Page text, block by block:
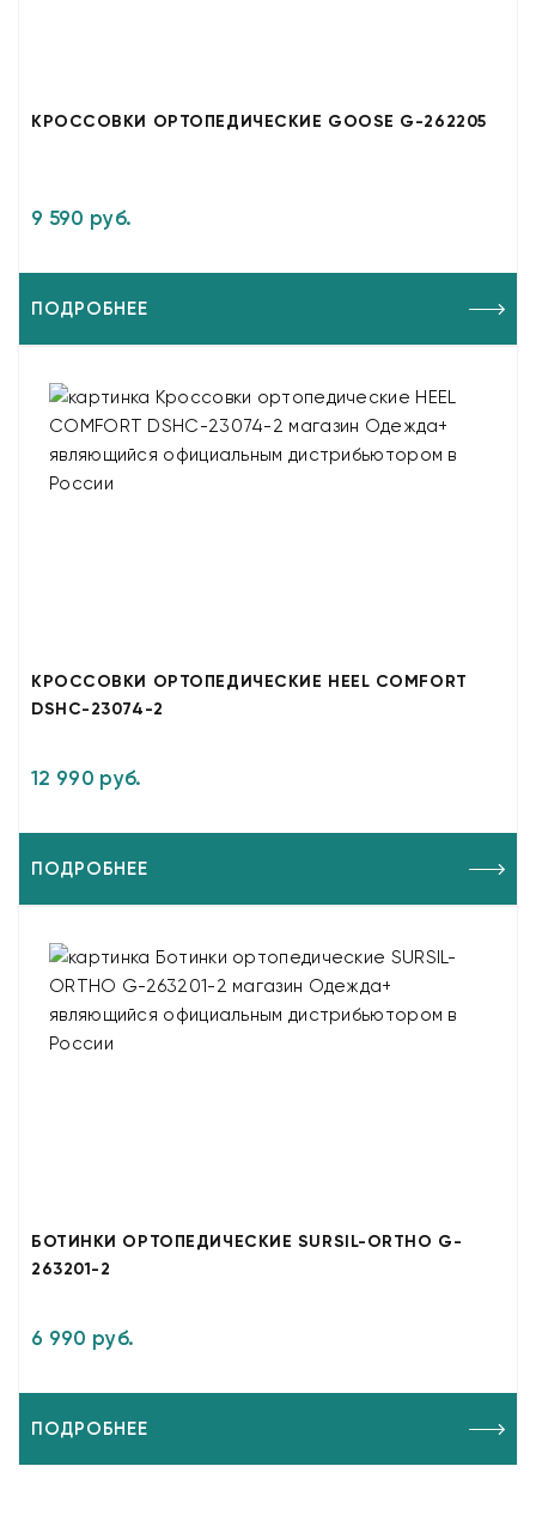
КРОССОВКИ ОРТОПЕДИЧЕСКИЕ GOOSE G-262205
9 590 руб.
ПОДРОБНЕЕ
КРОССОВКИ ОРТОПЕДИЧЕСКИЕ HEEL COMFORT
DSHC-23074-2
12 990 руб.
ПОДРОБНЕЕ
БОТИНКИ ОРТОПЕДИЧЕСКИЕ SURSIL-ORTHO G-
263201-2
6 990 руб.
ПОДРОБНЕЕ